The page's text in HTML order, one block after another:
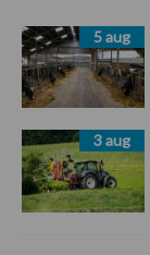
5 aug
3 aug